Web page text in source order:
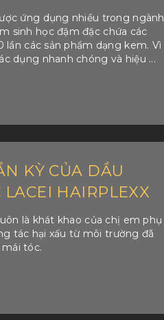
ứng dụng nhiều trong ngành
sinh học đậm đặc chứa các
lần các sản phẩm dạng kem. Vì
dụng nhanh chóng và hiệu ...
KỲ CỦA DẦU
HAIRPLEXX
là khát khao của chị em phụ
tác hại xấu từ môi trường đã
tóc.